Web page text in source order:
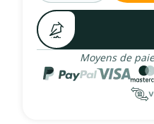
Moyens de